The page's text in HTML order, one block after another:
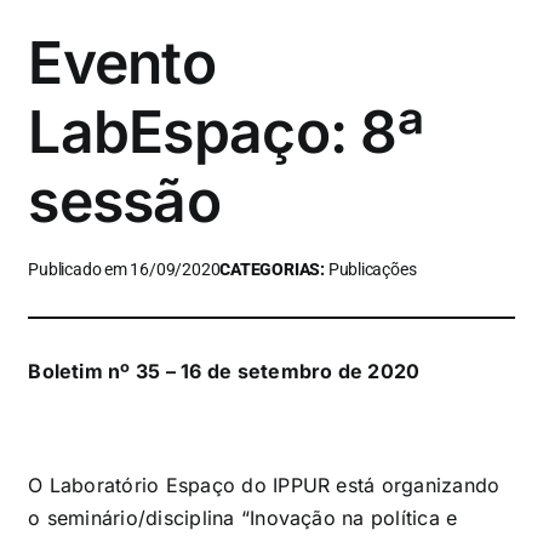
Evento
LabEspaço: 8ª
sessão
Publicado em 16/09/2020CATEGORIAS: Publicações
Boletim nº 35 – 16 de setembro de 2020
O Laboratório Espaço do IPPUR está organizando
o seminário/disciplina “Inovação na política e